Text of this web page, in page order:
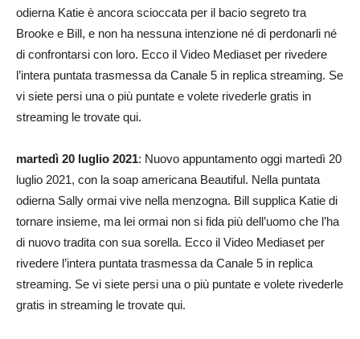
odierna Katie è ancora scioccata per il bacio segreto tra
Brooke e Bill, e non ha nessuna intenzione né di perdonarli né
di confrontarsi con loro. Ecco il Video Mediaset per rivedere
l’intera puntata trasmessa da Canale 5 in replica streaming. Se
vi siete persi una o più puntate e volete rivederle gratis in
streaming le trovate qui.
martedì 20 luglio 2021: Nuovo appuntamento oggi martedì 20
luglio 2021, con la soap americana Beautiful. Nella puntata
odierna Sally ormai vive nella menzogna. Bill supplica Katie di
tornare insieme, ma lei ormai non si fida più dell’uomo che l’ha
di nuovo tradita con sua sorella. Ecco il Video Mediaset per
rivedere l’intera puntata trasmessa da Canale 5 in replica
streaming. Se vi siete persi una o più puntate e volete rivederle
gratis in streaming le trovate qui.